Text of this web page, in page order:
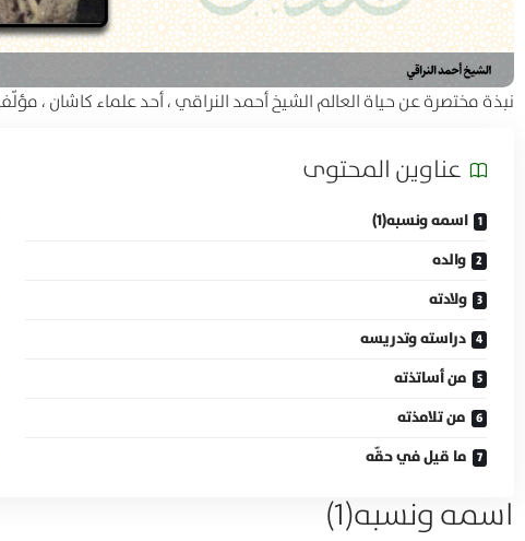
نبذة مختصرة عن حياة العالم الشيخ أحمد النراقي ، أحد علماء كاشان ،
عناوين المحتوی
اسمه ونسبه(1)
والده
ولادته
دراسته وتدريسه
من أساتذته
من تلامذته
ما قيل في حقّه
اسمه ونسبه(1)